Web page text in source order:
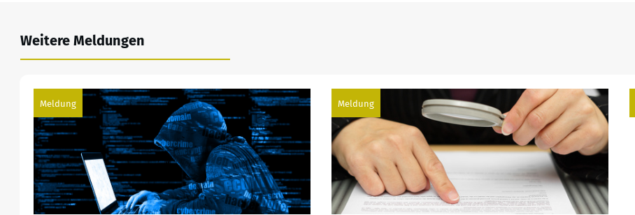
Weitere Meldungen
Meldung Meldung